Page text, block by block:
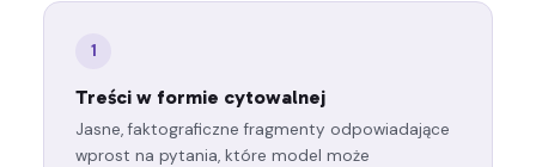
1
Treści w formie cytowalnej
Jasne, faktograficzne fragmenty odpowiadające
wprost na pytania, które model może